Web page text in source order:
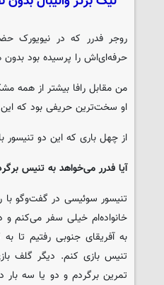
روجر فدرر که در نیویورک
حرفه‌ای‌اش را پرسیده بود
او سخت‌ترین حریفی بود که
از چهل باری که این دو تنیسور با هم روبه‌رو شدند،
آیا فدرر می‌خواهد به تنیس
تنیسور سوئیسی در گفت‌وگو با
خانواده‌ام خیلی سفر می‌کنم و
به آفریقای جنوبی رفتیم تا
تنیس بازی کنم. دیگر گلف
تمرین برگردم و دو یا سه